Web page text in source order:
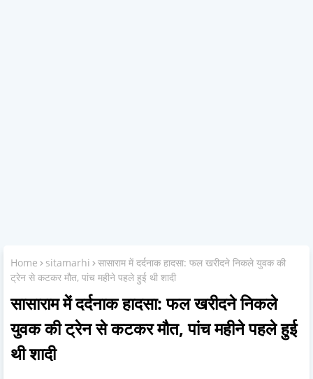
Home sitamarhi
सासाराम में दर्दनाक हादसा: फल खरीदने निकले युवक की
ट्रेन से कटकर मौत, पांच महीने पहले हुई थी शादी
सासाराम में दर्दनाक हादसा: फल खरीदने निकले
युवक की ट्रेन से कटकर मौत, पांच महीने पहले हुई
थी शादी